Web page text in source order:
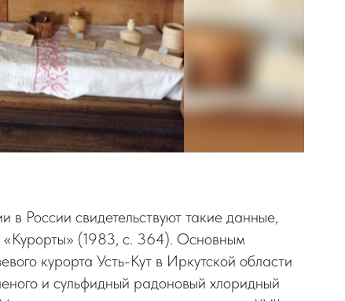
России свидетельствуют такие данные,
«Курорты» (1983, с. 364). Основным
курорта Усть-Кут в Иркутской области
и сульфидный радоновый хлоридный